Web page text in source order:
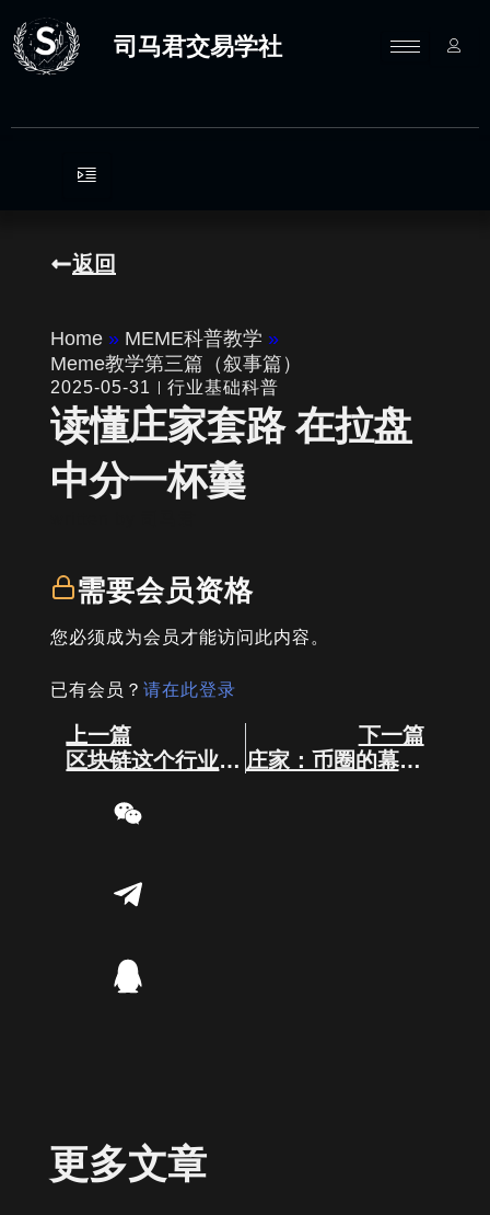
至
内
司马君交易学社
返回
Home » MEME科普教学 »
Meme教学第三篇（叙事篇）
2025-05-31 行业基础科普
读懂庄家套路 在拉盘
中分一杯羹
需要会员资格
您必须成为会员才能访问此内容。
已有会员？ 请在此登录
Prev
上一篇
区块链这个行业比我们想象的要强好多！
下一篇
庄家：币圈的幕后导演
更多文章